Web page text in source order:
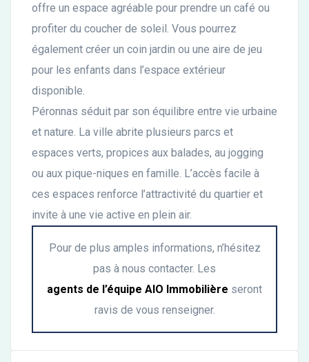
offre un espace agréable pour prendre un café ou
profiter du coucher de soleil. Vous pourrez
également créer un coin jardin ou une aire de jeu
pour les enfants dans l’espace extérieur
disponible.
Péronnas séduit par son équilibre entre vie urbaine
et nature. La ville abrite plusieurs parcs et
espaces verts, propices aux balades, au jogging
ou aux pique-niques en famille. L’accès facile à
ces espaces renforce l’attractivité du quartier et
invite à une vie active en plein air.
Pour de plus amples informations, n’hésitez
pas à nous contacter. Les
agents de l’équipe AIO Immobilière seront
ravis de vous renseigner.